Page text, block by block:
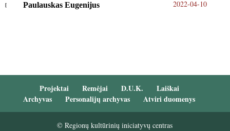
Paulauskas Eugenijus 2022-04-10
Projektai Remėjai D.U.K.
Laiškai
Archyvas
Personalijų archyvas Atviri duomenys
© Regionų kultūrinių iniciatyvų centras